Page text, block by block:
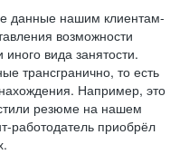
данные нашим клиентам-
возможности
иного вида занятости.
трансгранично, то есть
Например, это
резюме на нашем
работодатель приобрёл